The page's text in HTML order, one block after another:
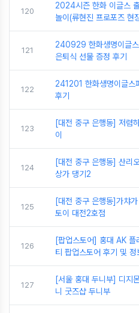
120
2024시즌 한화 이글스
놀이(류현진 프로포즈 현
121
240929 한화생명이글
은퇴식 선물 증정 후기
122
241201 한화생명이글스
후기
123
[대전 중구 은행동] 저렴
이
124
[대전 중구 은행동] 산리
상가 댕기2
125
[대전 중구 은행동]가챠
토이 대전2호점
126
[팝업스토어] 홍대 AK 플
티 팝업스토어 후기 및 정
127
[서울 홍대 두니부] 디지
니 굿즈샵 두니부